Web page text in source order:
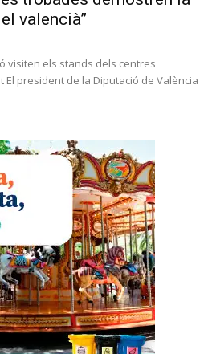
valencià”
visiten els stands dels centres
El president de la Diputació de València